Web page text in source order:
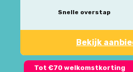
Snelle overstap
Bekijk
Tot €70 welkomstkorting